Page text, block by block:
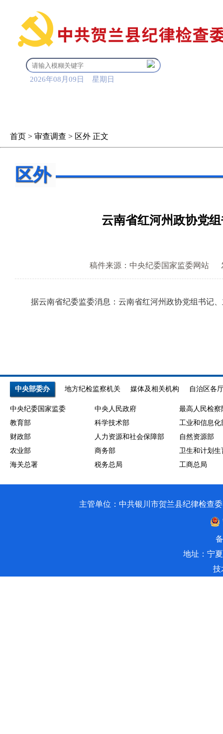
2026年08月09日 星期日
首页 > 审查调查 > 区外 正文
区外
云南省红河州政协党
稿件来源：中央纪委国家监委网站
据云南省纪委监委消息：云南省红河州政协党组书记、
中央部委办 地方纪检监察机关 媒体及相关机构 自治区各
中央纪委国家监委 中央人民政府
最高人民检察
教育部
科学技术部
工业和信息化
财政部
人力资源和社会保障部
自然资源部
农业部
商务部
卫生和计划生
海关总署
税务总局 工商总局
主管单位：中共银川市贺兰县纪律检查
地址：宁
技